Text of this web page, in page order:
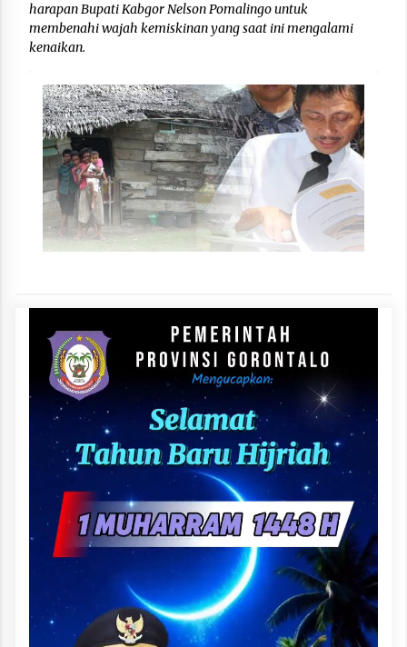
harapan Bupati Kabgor Nelson Pomalingo untuk
membenahi wajah kemiskinan yang saat ini mengalami
kenaikan.